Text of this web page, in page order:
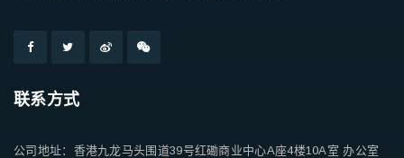
联系方式
公司地址：香港九龙马头围道39号红磡商业中心A座4楼10A室 办公室